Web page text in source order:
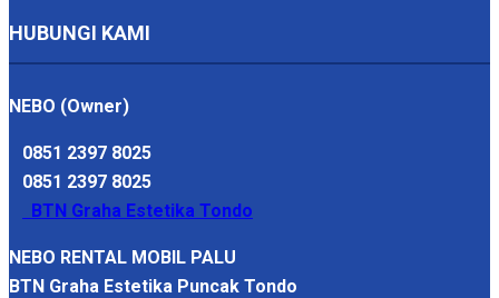
HUBUNGI KAMI
NEBO (Owner)
0851 2397 8025
0851 2397 8025
BTN Graha Estetika Tondo
NEBO RENTAL MOBIL PALU
BTN Graha Estetika Puncak Tondo